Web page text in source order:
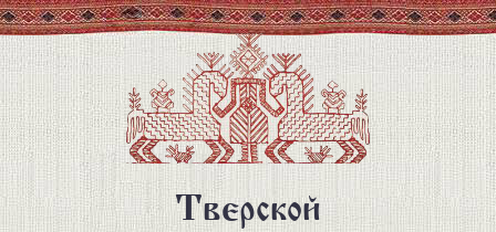
Перейти
к
основному
содержанию
Тверской